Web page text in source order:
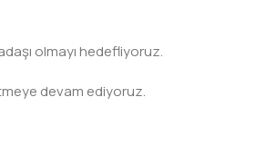
olmayı hedefliyoruz.
devam ediyoruz.